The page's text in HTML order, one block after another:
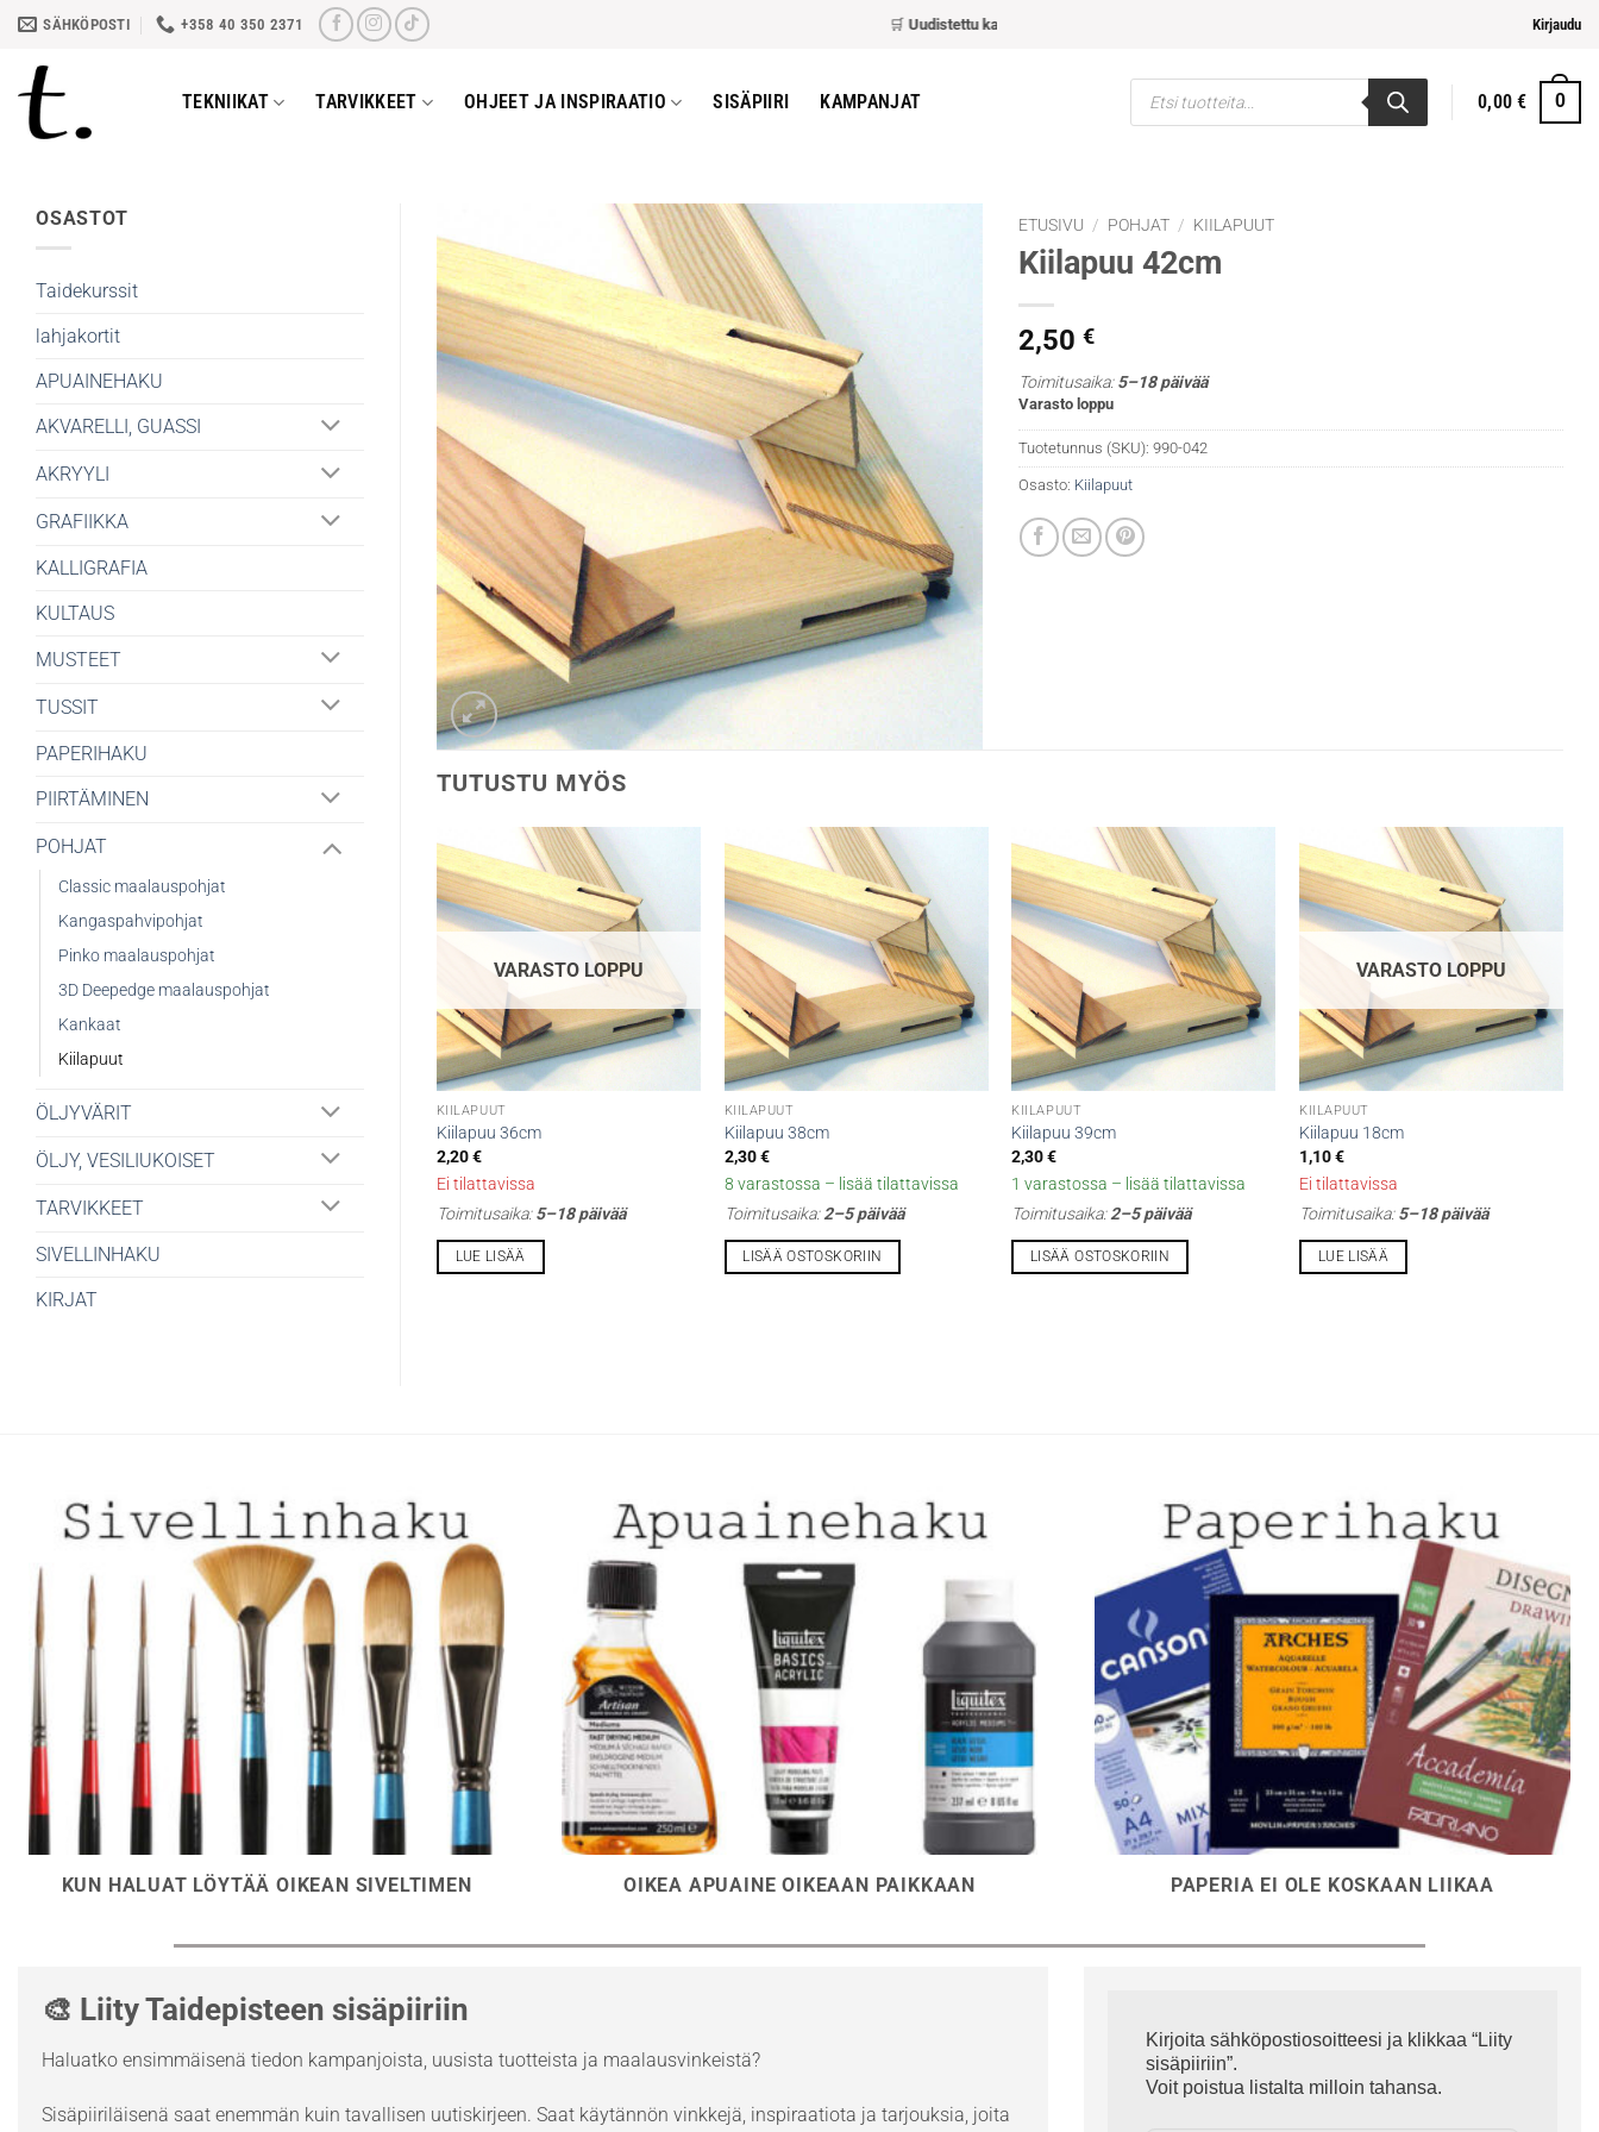
Skip
content
SÄHKÖPOSTI +358 40 350 2371 Uudistettu kassa– nopeampi ja helpompi maksaminen Kirjaudu
TEKNIIKAT TARVIKKEET OHJEET JA INSPIRAATIO SISÄPIIRI KAMPANJAT
Products
search
0,00€ 0
OSASTOT
Taidekurssit
lahjakortit
APUAINEHAKU
AKVARELLI, GUASSI
AKRYYLI
GRAFIIKKA
KALLIGRAFIA
KULTAUS
MUSTEET
TUSSIT
PAPERIHAKU
PIIRTÄMINEN
POHJAT
Classic maalauspohjat
Kangaspahvipohjat
Pinko maalauspohjat
3D Deepedge maalauspohjat
Kankaat
Kiilapuut
ÖLJYVÄRIT
ÖLJY, VESILIUKOISET
TARVIKKEET
SIVELLINHAKU
KIRJAT
ETUSIVU / POHJAT / KIILAPUUT
Kiilapuu 42cm
2,50 €
Toimitusaika:5–18 päivää
Varasto loppu
Tuotetunnus (SKU): 990-042
Osasto: Kiilapuut
TUTUSTU MYÖS
VARASTO LOPPU
KIILAPUUT
Kiilapuu 36cm
2,20€
Ei tilattavissa
Toimitusaika:5–18 päivää
LUE LISÄÄ
KIILAPUUT
Kiilapuu 38cm
2,30€
8 varastossa – lisää tilattavissa
Toimitusaika:2–5 päivää
LISÄÄ OSTOSKORIIN
KIILAPUUT
Kiilapuu 39cm
2,30€
1 varastossa – lisää tilattavissa
Toimitusaika:2–5 päivää
LISÄÄ OSTOSKORIIN
VARASTO LOPPU
KIILAPUUT
Kiilapuu 18cm
1,10€
Ei tilattavissa
Toimitusaika:5–18 päivää
LUE LISÄÄ
KUN HALUAT LÖYTÄÄ OIKEAN SIVELTIMEN OIKEA APUAINE OIKEAAN PAIKKAAN PAPERIA EI OLE KOSKAAN LIIKAA
🎨 Liity Taidepisteen sisäpiiriin
Haluatko ensimmäisenä tiedon kampanjoista, uusista tuotteista ja maalausvinkeistä?
Sisäpiiriläisenä saat enemmän kuin tavallisen uutiskirjeen. Saat käytännön vinkkejä, inspiraatiota ja tarjouksia, joita
Kirjoita sähköpostiosoitteesi ja klikkaa “Liity
sisäpiiriin”.
Voit poistua listalta milloin tahansa.